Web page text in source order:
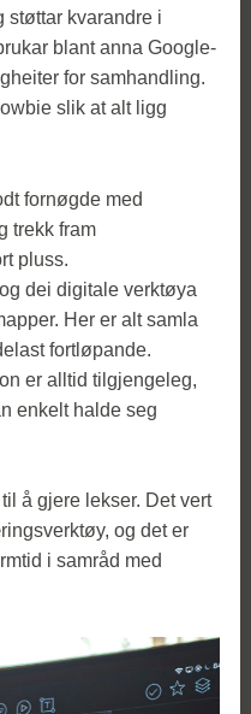
støttar kvarandre i
blant anna Google-
for samhandling.
slik at alt ligg
fornøgde med
trekk fram
pluss.
dei digitale verktøya
Her er alt samla
fortløpande.
er alltid tilgjengeleg,
enkelt halde seg
å gjere lekser. Det vert
og det er
i samråd med